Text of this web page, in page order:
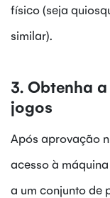
físico (seja
similar).
3. Obtenha
jogos
Após aprovação
acesso à
a um conjunto de